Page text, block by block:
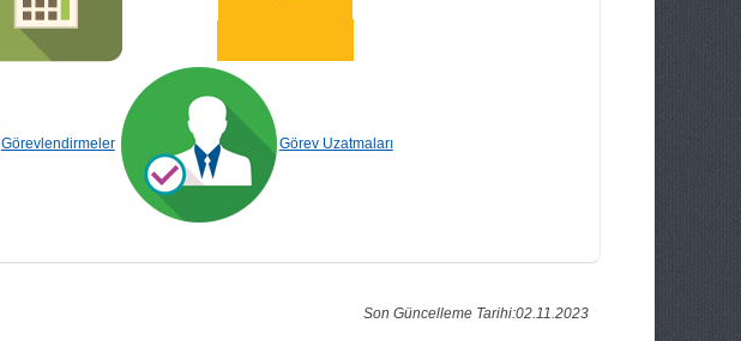
Görevlendirmeler Görev Uzatmaları
Son Güncelleme Tarihi:02.11.2023